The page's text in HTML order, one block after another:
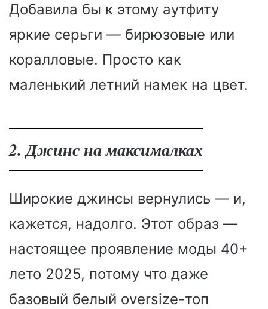
Добавила бы к этому аутфиту
яркие серьги — бирюзовые или
коралловые. Просто как
маленький летний намек на цвет.
2. Джинс на максималках
Широкие джинсы вернулись — и,
кажется, надолго. Этот образ —
настоящее проявление моды 40+
лето 2025, потому что даже
базовый белый oversize-топ